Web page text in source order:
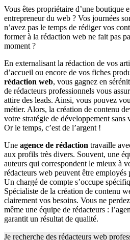
Vous êtes propriétaire d’une boutique
entrepreneur du web ? Vos journées
n’avez pas le temps de rédiger vos
former à la rédaction web ne fait pas
moment ?
En externalisant la rédaction de vos
d’accueil ou encore de vos fiches
rédaction web, vous gagnez en
de rédacteurs professionnels vous
attire des leads. Ainsi, vous pouvez
métier. Alors, la création de contenu
votre stratégie de développement sans
Or le temps, c’est de l’argent !
Une agence de rédaction travaille
aux profils très divers. Souvent, une
auteurs qui correspondent le mieux à
rédacteurs web peuvent être employés
Un chargé de compte s’occupe
Spécialiste de la création de contenu
clairement vos besoins. Vous ne
même une équipe de rédacteurs :
garantit un résultat de qualité.
Je recherche des rédacteurs web